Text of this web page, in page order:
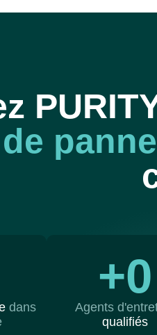
dans
+0
Agents
qualifiés